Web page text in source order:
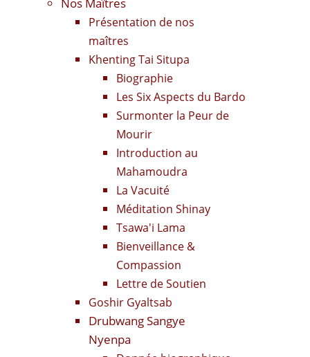
Présentation de nos
maîtres
Khenting Tai Situpa
Biographie
Les Six Aspects du Bardo
Surmonter la Peur de
Mourir
Introduction au
Mahamoudra
La Vacuité
Méditation Shinay
Tsawa'i Lama
Bienveillance &
Compassion
Lettre de Soutien
Goshir Gyaltsab
Drubwang Sangye
Nyenpa